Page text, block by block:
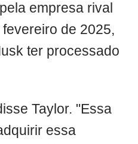
empresa rival
de 2025,
ter processado
Taylor. "Essa
essa